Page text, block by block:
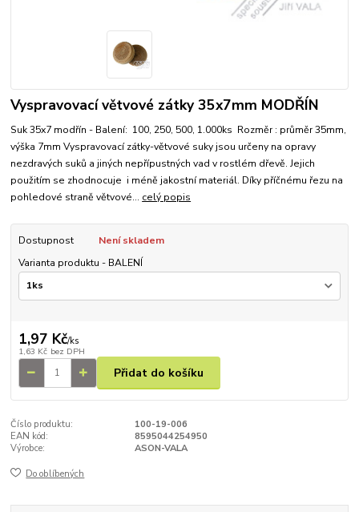
Vyspravovací větvové zátky 35x7mm MODŘÍN
Suk 35x7 modřín - Balení: 100, 250, 500, 1.000ks Rozměr : průměr 35mm,
výška 7mm Vyspravovací zátky-větvové suky jsou určeny na opravy
nezdravých suků a jiných nepřípustných vad v rostlém dřevě. Jejich
použitím se zhodnocuje i méně jakostní materiál. Díky příčnému řezu na
pohledové straně větvové... celý popis
Dostupnost
Není skladem
Varianta produktu - BALENÍ
1,97 Kč/ks
1,63 Kč bez DPH
Přidat do košíku
Číslo produktu:
100-19-006
EAN kód:
8595044254950
Výrobce:
ASON-VALA
Do oblíbených